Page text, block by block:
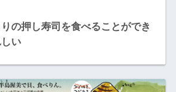
の押し寿司を食べることができ
い